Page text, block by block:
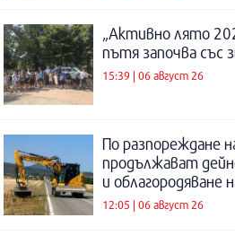
„Активно лято
пътя започва със
15:39 | 06 август 26
По разпореждане
продължават
и облагородяване
12:05 | 06 август 26